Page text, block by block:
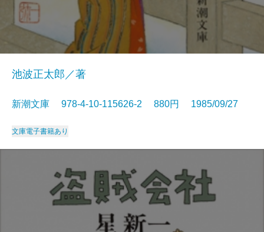
池波正太郎／著
新潮文庫 978-4-10-115626-2 880円 1985/09/27
文庫電子書籍あり